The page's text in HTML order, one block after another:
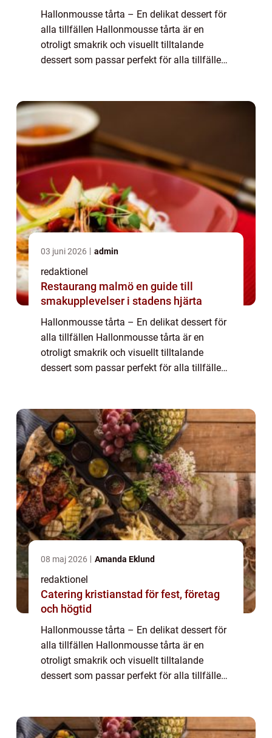
Hallonmousse tårta – En delikat dessert för
alla tillfällen Hallonmousse tårta är en
otroligt smakrik och visuellt tilltalande
dessert som passar perfekt för alla tillfällen.
03 juni 2026 admin
redaktionel
Restaurang malmö en guide till
smakupplevelser i stadens hjärta
Hallonmousse tårta – En delikat dessert för
alla tillfällen Hallonmousse tårta är en
otroligt smakrik och visuellt tilltalande
dessert som passar perfekt för alla tillfällen.
08 maj 2026 Amanda Eklund
redaktionel
Catering kristianstad för fest, företag
och högtid
Hallonmousse tårta – En delikat dessert för
alla tillfällen Hallonmousse tårta är en
otroligt smakrik och visuellt tilltalande
dessert som passar perfekt för alla tillfällen.